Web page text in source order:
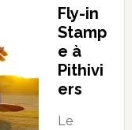
Fly-in
Stamp
e à
Pithivi
ers
Le